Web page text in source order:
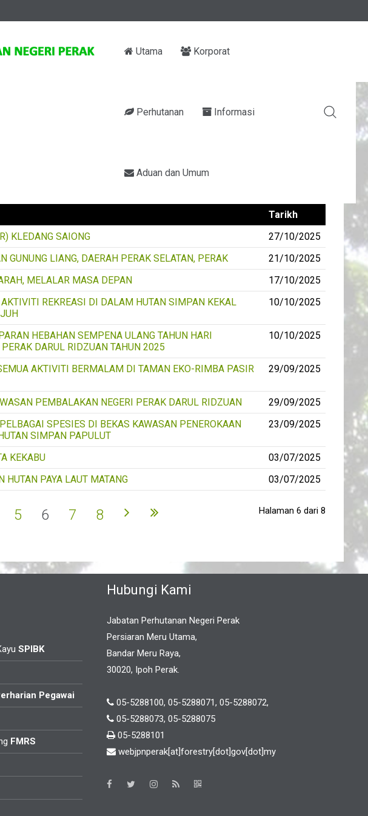
Utama Korporat
Perhutanan Informasi
Aduan dan Umum
Tarikh
KLEDANG SAIONG
27/10/2025
LIANG, DAERAH PERAK SELATAN, PERAK
21/10/2025
MELALAR MASA DEPAN
17/10/2025
REKREASI DI DALAM HUTAN SIMPAN KEKAL
10/10/2025
HEBAHAN SEMPENA ULANG TAHUN HARI
DARUL RIDZUAN TAHUN 2025
10/10/2025
AKTIVITI BERMALAM DI TAMAN EKO-RIMBA PASIR
29/09/2025
PEMBALAKAN NEGERI PERAK DARUL RIDZUAN
29/09/2025
SPESIES DI BEKAS KAWASAN PENEROKAAN
SIMPAN PAPULUT
23/09/2025
KEKABU
03/07/2025
HUTAN PAYA LAUT MATANG
03/07/2025
Halaman 6 dari 8
5 6 7 8
SPIBK
Pegawai
FMRS
Hubungi Kami
Jabatan Perhutanan Negeri Perak
Persiaran Meru Utama,
Bandar Meru Raya,
30020, Ipoh Perak.
05-5288100, 05-5288071, 05-5288072,
05-5288073, 05-5288075
05-5288101
webjpnperak[at]forestry[dot]gov[dot]my